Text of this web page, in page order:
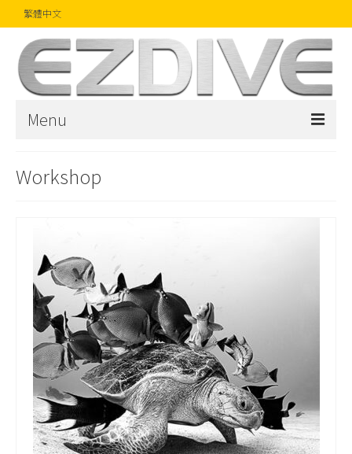
繁體中文
Menu
精品
攝影比賽
話題焦點
關於我們
Workshop